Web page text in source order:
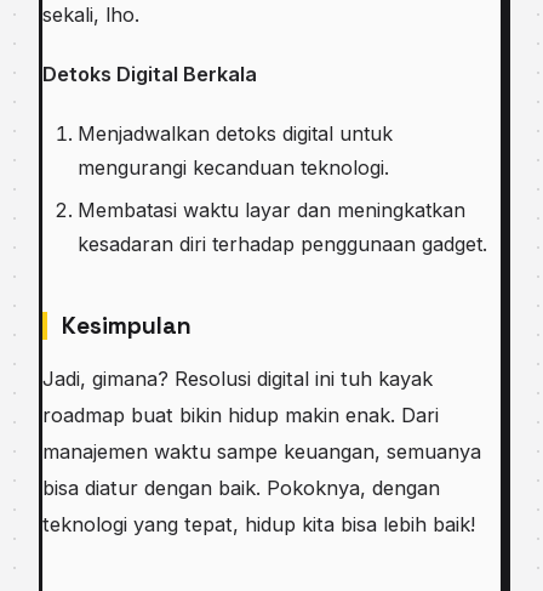
sekali, lho.
Detoks Digital Berkala
Menjadwalkan detoks digital untuk
mengurangi kecanduan teknologi.
Membatasi waktu layar dan meningkatkan
kesadaran diri terhadap penggunaan gadget.
Kesimpulan
Jadi, gimana? Resolusi digital ini tuh kayak
roadmap buat bikin hidup makin enak. Dari
manajemen waktu sampe keuangan, semuanya
bisa diatur dengan baik. Pokoknya, dengan
teknologi yang tepat, hidup kita bisa lebih baik!